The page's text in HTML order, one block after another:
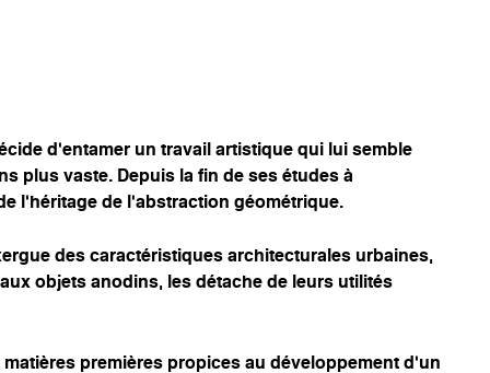
d’entamer un travail artistique qui lui semble
plus vaste. Depuis la fin de ses études à
l’héritage de l’abstraction géométrique.
des caractéristiques architecturales urbaines,
objets anodins, les détache de leurs utilités
premières propices au développement d’un